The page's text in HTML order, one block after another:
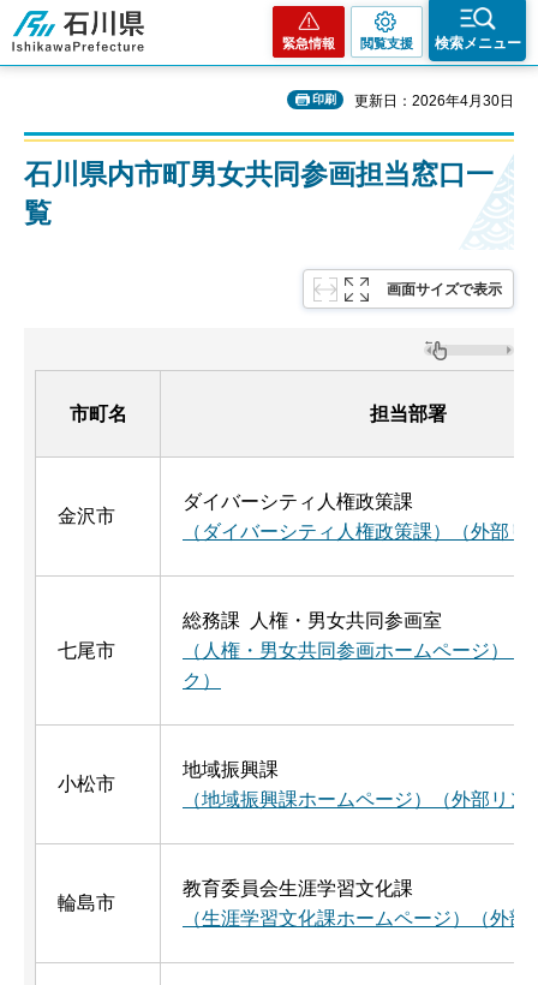
石川県
緊急情報 閲覧支援 検索メニュー
印刷 更新日：2026年4月30日
石川県内市町男女共同参画担当窓口一
覧
画面サイズで表示
市町名 担当部署
金沢市
ダイバーシティ人権政策課
（ダイバーシティ人権政策課）（外部リ
七尾市
総務課 人権・男女共同参画室
（人権・男女共同参画ホームページ）（
ク）
小松市
地域振興課
（地域振興課ホームページ）（外部リン
輪島市
教育委員会生涯学習文化課
（生涯学習文化課ホームページ）（外部